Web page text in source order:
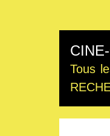
Tous